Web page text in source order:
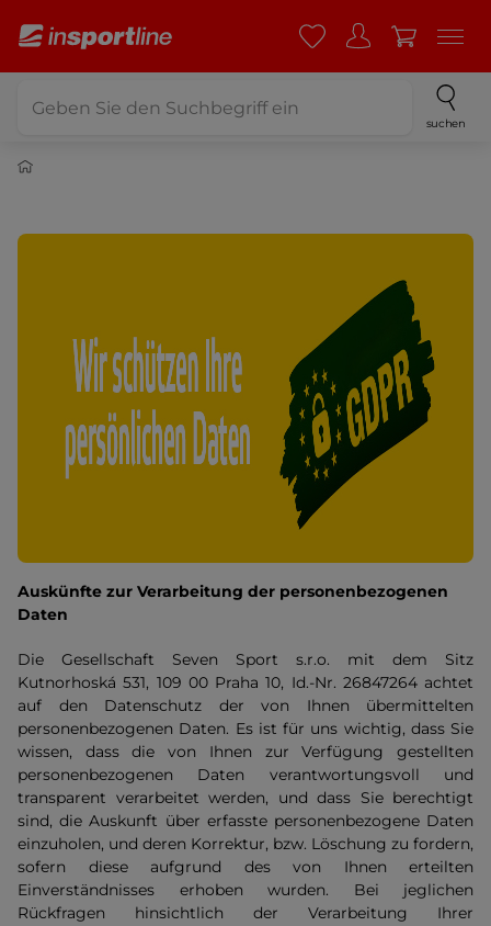
suchen
Auskünfte zur Verarbeitung der personenbezogenen
Daten
Die Gesellschaft Seven Sport s.r.o. mit dem Sitz
Kutnorhoská 531, 109 00 Praha 10, Id.-Nr. 26847264 achtet
auf den Datenschutz der von Ihnen übermittelten
personenbezogenen Daten. Es ist für uns wichtig, dass Sie
wissen, dass die von Ihnen zur Verfügung gestellten
personenbezogenen Daten verantwortungsvoll und
transparent verarbeitet werden, und dass Sie berechtigt
sind, die Auskunft über erfasste personenbezogene Daten
einzuholen, und deren Korrektur, bzw. Löschung zu fordern,
sofern diese aufgrund des von Ihnen erteilten
Einverständnisses erhoben wurden. Bei jeglichen
Rückfragen hinsichtlich der Verarbeitung Ihrer